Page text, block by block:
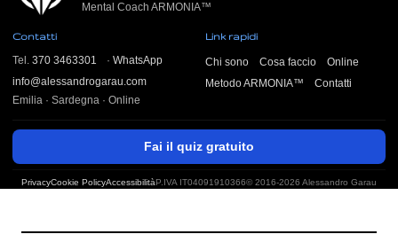
Mental Coach ARMONIA™
Contatti
Tel. 370 3463301 · WhatsApp
info@alessandrogarau.com
Emilia · Sardegna · Online
Link rapidi
Chi sono Cosa faccio
Online
Metodo ARMONIA™
Contatti
Fai il quiz gratuito
PrivacyCookie PolicyAccessibilitàP.IVA IT04091910366© 2016-2026 Alessandro Garau